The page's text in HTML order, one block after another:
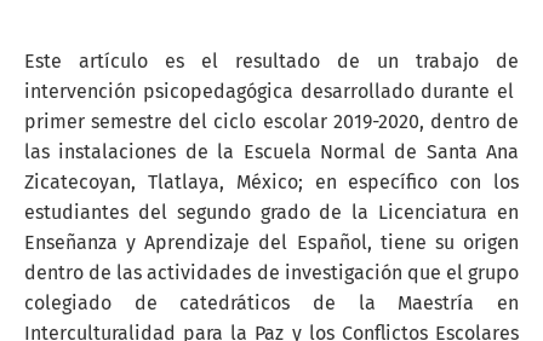
Este artículo es el resultado de un trabajo de
intervención psicopedagógica desarrollado durante el
primer semestre del ciclo escolar 2019-2020, dentro de
las instalaciones de la Escuela Normal de Santa Ana
Zicatecoyan, Tlatlaya, México; en específico con los
estudiantes del segundo grado de la Licenciatura en
Enseñanza y Aprendizaje del Español, tiene su origen
dentro de las actividades de investigación que el grupo
colegiado de catedráticos de la Maestría en
Interculturalidad para la Paz y los Conflictos Escolares